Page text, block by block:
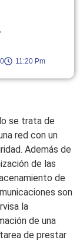
11:20 Pm
se trata de
red con un
Además de
de las
de
son
la
de una
de prestar